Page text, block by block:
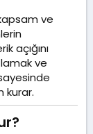
ve
açığını
ve
kurar.